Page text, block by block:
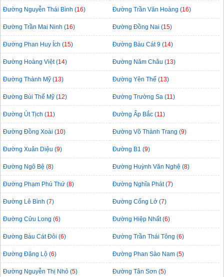
Đường Nguyễn Thái Bình (16) Đường Trần Văn Hoàng (16)
Đường Trần Mai Ninh (16) Đường Đồng Nai (15)
Đường Phan Huy Ích (15) Đường Bàu Cát 9 (14)
Đường Hoàng Việt (14) Đường Năm Châu (13)
Đường Thành Mỹ (13) Đường Yên Thế (13)
Đường Bùi Thế Mỹ (12) Đường Trường Sa (11)
Đường Út Tịch (11) Đường Ấp Bắc (11)
Đường Đồng Xoài (10) Đường Võ Thành Trang (9)
Đường Xuân Diệu (9) Đường B1 (9)
Đường Ngô Bệ (8) Đường Huỳnh Văn Nghệ (8)
Đường Phạm Phú Thứ (8) Đường Nghĩa Phát (7)
Đường Lê Bình (7) Đường Cống Lở (7)
Đường Cửu Long (6) Đường Hiệp Nhất (6)
Đường Bàu Cát Đôi (6) Đường Trần Thái Tông (6)
Đường Đặng Lộ (6) Đường Phan Sào Nam (5)
Đường Nguyễn Thị Nhỏ (5) Đường Tân Sơn (5)